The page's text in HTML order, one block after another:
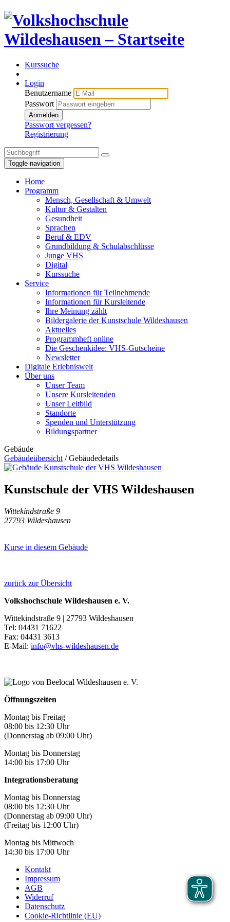
Kurssuche
Login
Benutzername
Passwort
Anmelden
Passwort vergessen?
Registrierung
Toggle navigation
Home
Programm
Mensch, Gesellschaft & Umwelt
Kultur & Gestalten
Gesundheit
Sprachen
Beruf & EDV
Grundbildung & Schulabschlüsse
Junge VHS
Digital
Kurssuche
Service
Informationen für Teilnehmende
Informationen für Kursleitende
Ihre Meinung zählt
Bildergalerie der Kunstschule Wildeshausen
Aktuelles
Programmheft online
Die Geschenkidee: VHS-Gutscheine
Newsletter
Digitale Erlebniswelt
Über uns
Unser Team
Unsere Kursleitenden
Unser Leitbild
Standorte
Spenden und Unterstützung
Bildungspartner
Gebäude
Gebäudeübersicht /Gebäudedetails
Kunstschule der VHS Wildeshausen
Wittekindstraße 9
27793 Wildeshausen
Kurse in diesem Gebäude
zurück zur Übersicht
Volkshochschule Wildeshausen e. V.
Wittekindstraße 9 | 27793 Wildeshausen
Tel: 04431 71622
Fax: 04431 3613
E-Mail: info@vhs-wildeshausen.de
Öffnungszeiten
Montag bis Freitag
08:00 bis 12:30 Uhr
(Donnerstag ab 09:00 Uhr)
Montag bis Donnerstag
14:00 bis 17:00 Uhr
Integrationsberatung
Montag bis Donnerstag
08:00 bis 12:30 Uhr
(Donnerstag ab 09:00 Uhr)
(Freitag bis 12:00 Uhr)
Montag bis Mittwoch
14:30 bis 17:00 Uhr
Kontakt
Impressum
AGB
Widerruf
Datenschutz
Cookie-Richtlinie (EU)